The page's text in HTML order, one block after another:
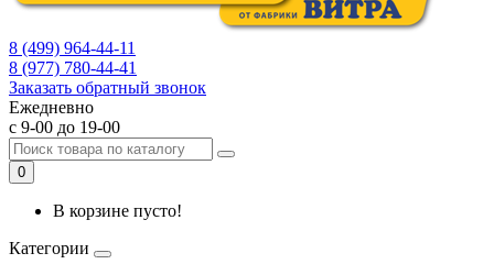
8 (499) 964-44-11
8 (977) 780-44-41
Заказать обратный звонок
Ежедневно
с 9-00 до 19-00
0
В корзине пусто!
Категории